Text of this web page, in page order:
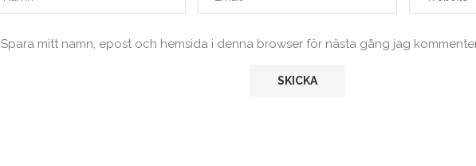
Spara mitt namn, epost och hemsida i denna browser för nästa gång jag